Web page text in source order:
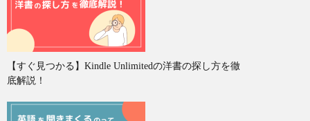
【すぐ見つかる】Kindle Unlimitedの洋書の探し方を徹
底解説！